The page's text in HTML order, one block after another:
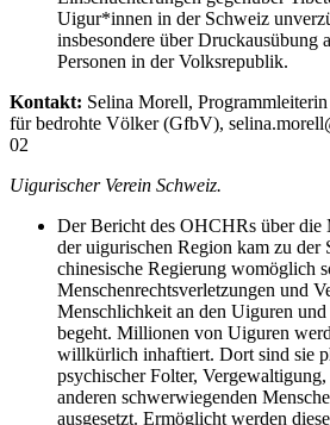
Uigur*innen in der Schweiz
insbesondere über Druckausübung
Personen in der Volksrepublik.
Kontakt: Selina Morell,
für bedrohte Völker (GfbV),
02
Uigurischer Verein Schweiz.
Der Bericht des OHCHRs über die
der uigurischen Region kam zu der
chinesische Regierung womöglich
Menschenrechtsverletzungen und
Menschlichkeit an den Uiguren
begeht. Millionen von Uiguren
willkürlich inhaftiert. Dort sind sie
psychischer Folter,
anderen schwerwiegenden
ausgesetzt. Ermöglicht werden